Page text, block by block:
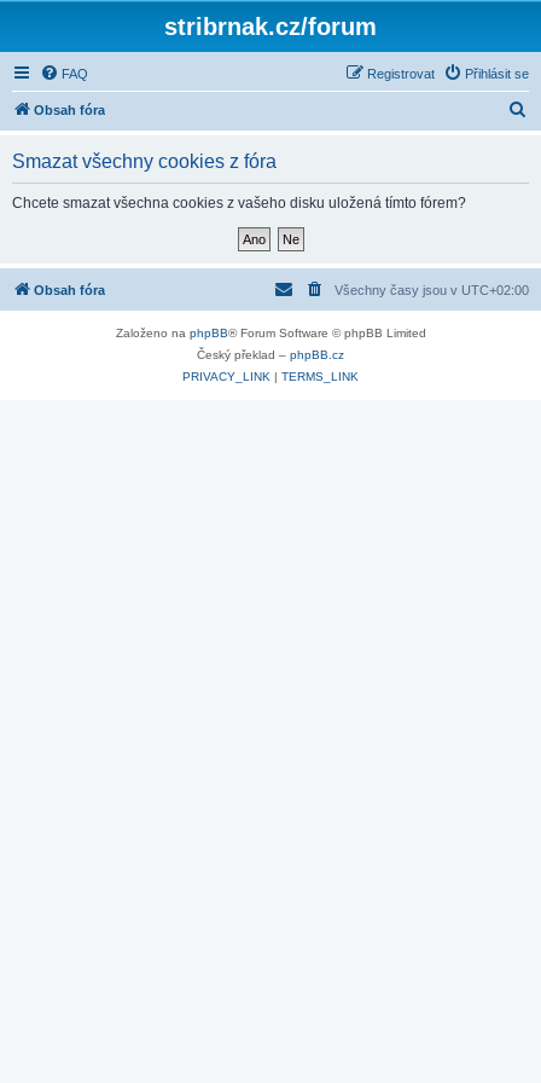
stribrnak.cz/forum
FAQ Přihlásit se
Registrovat
Obsah fóra
Smazat všechny cookies z fóra
Chcete smazat všechna cookies z vašeho disku uložená tímto fórem?
Obsah fóra Všechny časy jsou v UTC+02:00
Založeno na phpBB® Forum Software © phpBB Limited
Český překlad – phpBB.cz
PRIVACY_LINK | TERMS_LINK